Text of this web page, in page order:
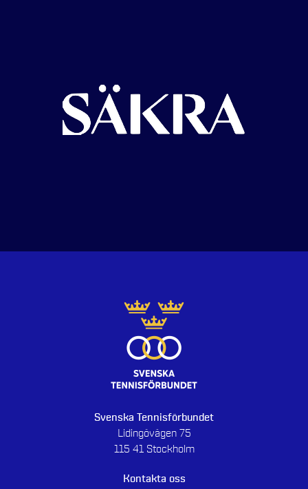
Svenska Tennisförbundet
Lidingövägen 75
115 41 Stockholm
Kontakta oss